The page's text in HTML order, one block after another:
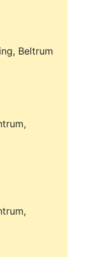
Beltrum